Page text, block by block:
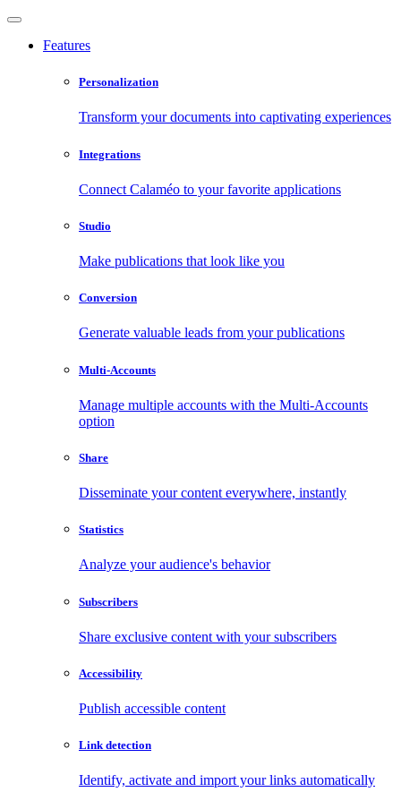
Features
Personalization
Transform your documents into captivating experiences
Integrations
Connect Calaméo to your favorite applications
Studio
Make publications that look like you
Conversion
Generate valuable leads from your publications
Multi-Accounts
Manage multiple accounts with the Multi-Accounts
option
Share
Disseminate your content everywhere, instantly
Statistics
Analyze your audience's behavior
Subscribers
Share exclusive content with your subscribers
Accessibility
Publish accessible content
Link detection
Identify, activate and import your links automatically